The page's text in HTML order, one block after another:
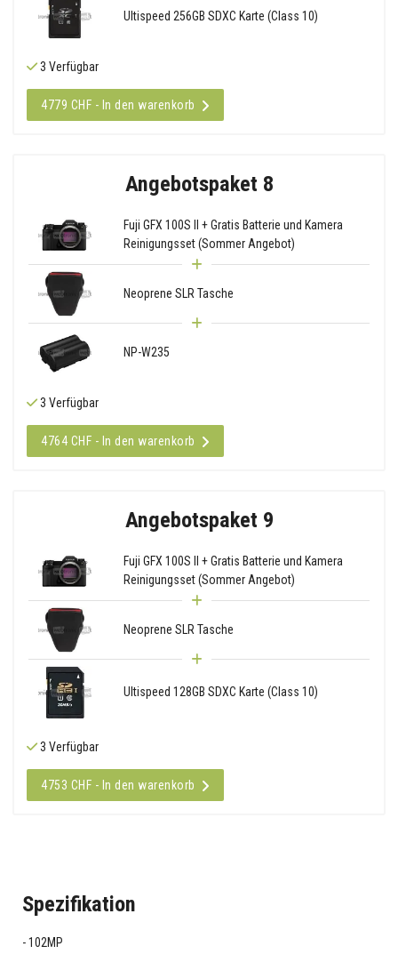
Ultispeed 256GB SDXC Karte (Class 10)
3 Verfügbar
4779 CHF - In den warenkorb
Angebotspaket 8
Fuji GFX 100S II + Gratis Batterie und Kamera
Reinigungsset (Sommer Angebot)
Neoprene SLR Tasche
NP-W235
3 Verfügbar
4764 CHF - In den warenkorb
Angebotspaket 9
Fuji GFX 100S II + Gratis Batterie und Kamera
Reinigungsset (Sommer Angebot)
Neoprene SLR Tasche
Ultispeed 128GB SDXC Karte (Class 10)
3 Verfügbar
4753 CHF - In den warenkorb
Spezifikation
102MP